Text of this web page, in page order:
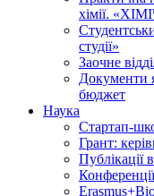
хімії.
студії»
Заочне
Документи
бюджет
Наука
Стартап-
Грант:
Публікації
Конференції